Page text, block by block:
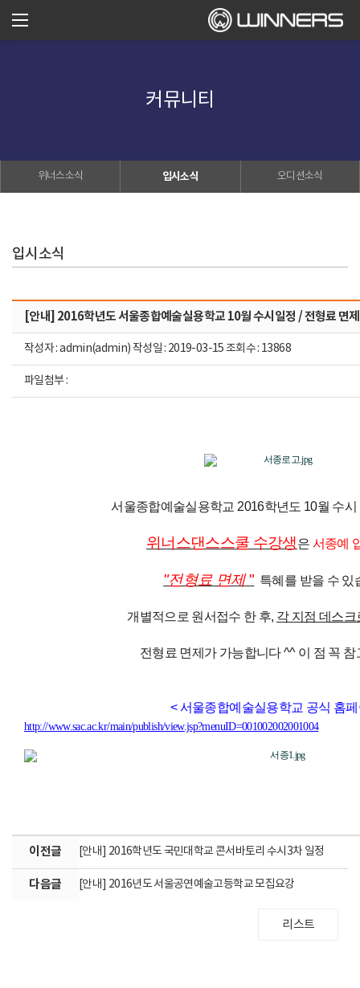
커뮤니티
위너스소식 입시소식 오디션소식
입시소식
[안내] 2016학년도 서울종합예술실용학교 10월 수시일정 / 전형료 면
작성자 : admin(admin) 작성일 : 2019-03-15 조회수 : 13868
파일첨부 :
서울종합예술실용학교 2016학년도 10월 수시
위너스댄스스쿨 수강생은 서종예
"전형료 면제" 특혜를 받을 수 있
개별적으로 원서접수 한 후, 각 지점 데스크
전형료 면제가 가능합니다 ^^ 이 점 꼭 참
<서울종합예술실용학교 공식 홈
http://www.sac.ac.kr/main/publish/view.jsp?menuID=001002002001004
이전글 [안내] 2016학년도 국민대학교 콘서바토리 수시3차 일정
다음글 [안내] 2016년도 서울공연예술고등학교 모집요강
리스트